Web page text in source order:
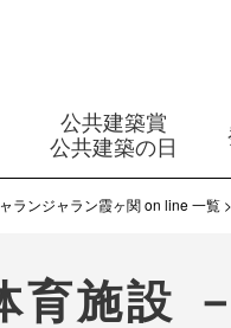
公共建築賞
公共建築の日
ランジャラン霞ヶ関 on line 一覧
育施設